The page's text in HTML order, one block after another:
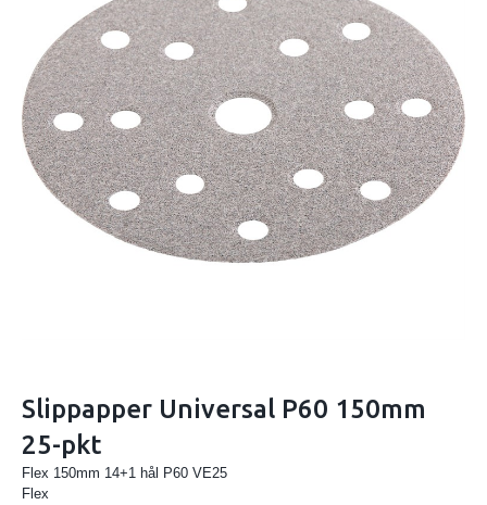
Slippapper Universal P60 150mm
25-pkt
Flex 150mm 14+1 hål P60 VE25
Flex